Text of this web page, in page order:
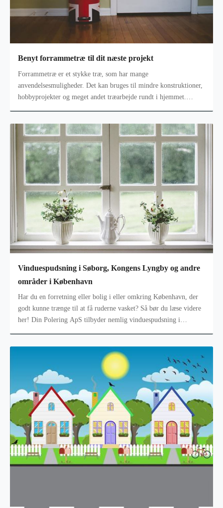
Benyt forrammetræ til dit næste projekt
Forrammetræ er et stykke træ, som har mange
anvendelsesmuligheder. Det kan bruges til mindre konstruktioner,
hobbyprojekter og meget andet træarbejde rundt i hjemmet.
Vinduespudsning i Søborg, Kongens Lyngby og andre
områder i København
Har du en forretning eller bolig i eller omkring København, der
godt kunne trænge til at få ruderne vasket? Så bør du læse videre
her! Din Polering ApS tilbyder nemlig vinduespudsning i